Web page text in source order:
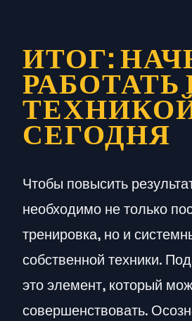
ИТОГ:
РАБОТАТЬ
СЕГОДНЯ
Чтобы повысить
необходимо не только
тренировка, но и
собственной техники.
это элемент, который
совершенствовать.